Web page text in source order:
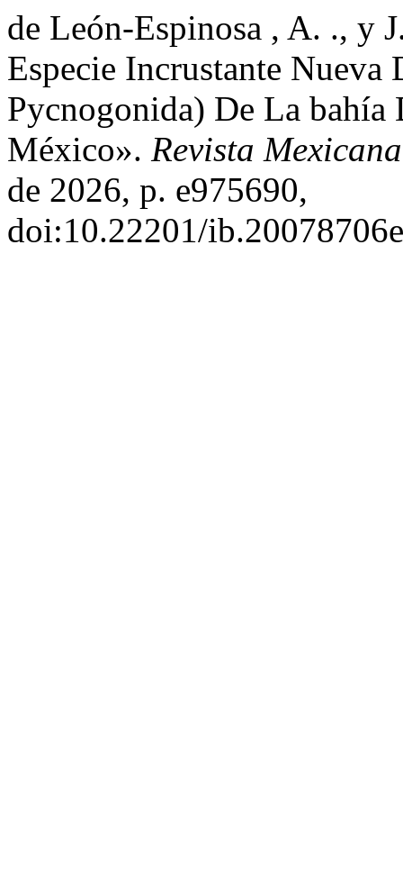
de León-Espinosa , A. ., y
Especie Incrustante
Pycnogonida) De La
México». Revista
de 2026, p. e975690,
doi:10.22201/